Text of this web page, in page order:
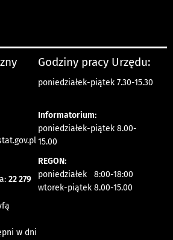
22 279
w dni
Godziny pracy Urzędu:
poniedziałek-piątek 7.30-15.30
Informatorium:
poniedziałek-piątek 8.00-
15.00
REGON:
poniedziałek 8:00-18:00
wtorek-piątek 8.00-15.00